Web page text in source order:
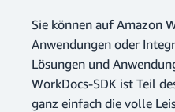
Sie können auf Amazon
Anwendungen oder
Lösungen und
WorkDocs-SDK ist Teil
ganz einfach die volle